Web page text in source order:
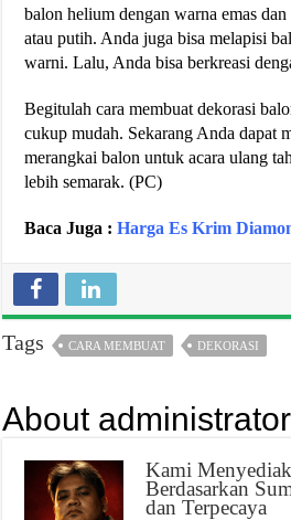
balon helium dengan warna emas
atau putih. Anda juga bisa melapisi
warni. Lalu, Anda bisa berkreasi
Begitulah cara membuat dekorasi
cukup mudah. Sekarang Anda dapat
merangkai balon untuk acara ulang
lebih semarak. (PC)
Baca Juga :Harga Es Krim
Tags CARA MEMBUAT DEKORASI
About administrator
Kami
Berdasarkan
dan Terpecaya